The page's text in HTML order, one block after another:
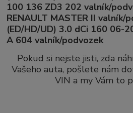
100 136 ZD3 202 valník/
RENAULT MASTER II valník/
(ED/HD/UD) 3.0 dCi 160 06-
A 604 valník/podvozek
Pokud si nejste jisti, zda
Vašeho auta, pošlete nám
VIN a my Vám to